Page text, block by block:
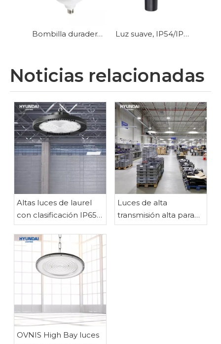
Bombilla duradera de alta potencia para PC para almacén Luz suave, IP54/IP65, aplique de pared con luz arriba y abajo
Noticias relacionadas
Altas luces de laurel
con clasificación IP65
para un rendimiento
impermeable y a
prueba de polvo
Luces de alta
transmisión alta para
iluminación industrial
OVNIS High Bay luces